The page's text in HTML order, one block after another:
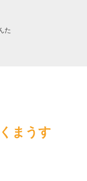
た
まうす